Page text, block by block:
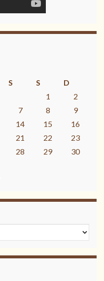
S S
D
1
2
7 8
9
14 15
16
21 22
23
28 29
30